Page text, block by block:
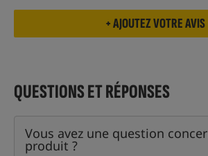
QUESTIONS ET RÉPONSES
Vous avez une question
produit ?